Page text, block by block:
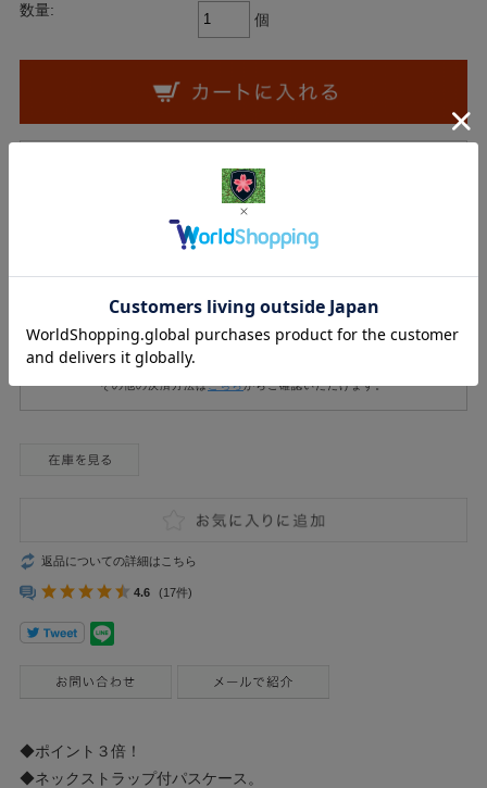
数量:
個
一部の決済方法を抜粋しています。
その他の決済方法はこちらからご確認いただけます。
返品についての詳細はこちら
4.6 (17件)
◆ポイント３倍！
◆ネックストラップ付パスケース。